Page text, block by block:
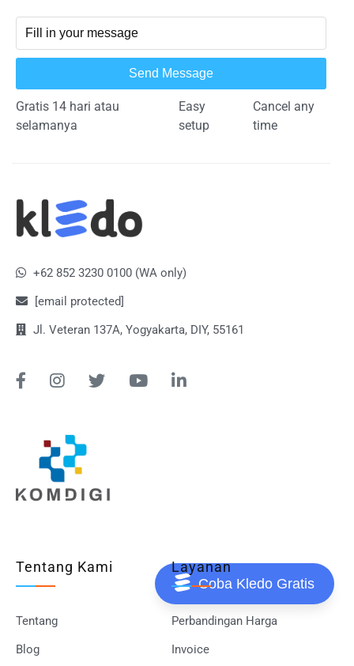
Coba Kledo Gratis
Send Message
Gratis 14 hari atau
selamanya
Easy
setup
Cancel any
time
+62 852 3230 0100 (WA only)
[email protected]
Jl. Veteran 137A, Yogyakarta, DIY, 55161
Tentang Kami
Tentang
Blog
Layanan
Perbandingan Harga
Invoice